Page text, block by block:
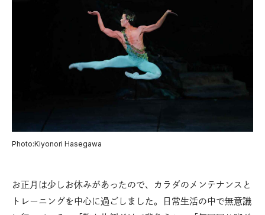
Photo:Kiyonori Hasegawa
お正月は少しお休みがあったので、カラダのメンテナンスと
トレーニングを中心に過ごしました。日常生活の中で無意識